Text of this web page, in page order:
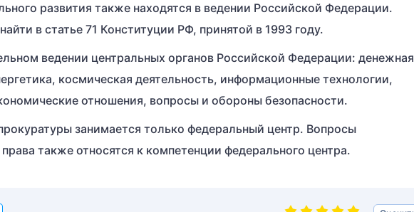
развития также находятся в ведении Российской Федерации.
в статье 71 Конституции РФ, принятой в 1993 году.
ведении центральных органов Российской Федерации: денежная
космическая деятельность, информационные технологии,
отношения, вопросы и обороны безопасности.
занимается только федеральный центр. Вопросы
также относятся к компетенции федерального центра.